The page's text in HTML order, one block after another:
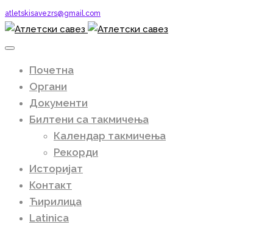
atletskisavezrs@gmail.com
Почетна
Органи
Документи
Билтени са такмичења
Календар такмичења
Рекорди
Историјат
Контакт
Ћирилица
Latinica